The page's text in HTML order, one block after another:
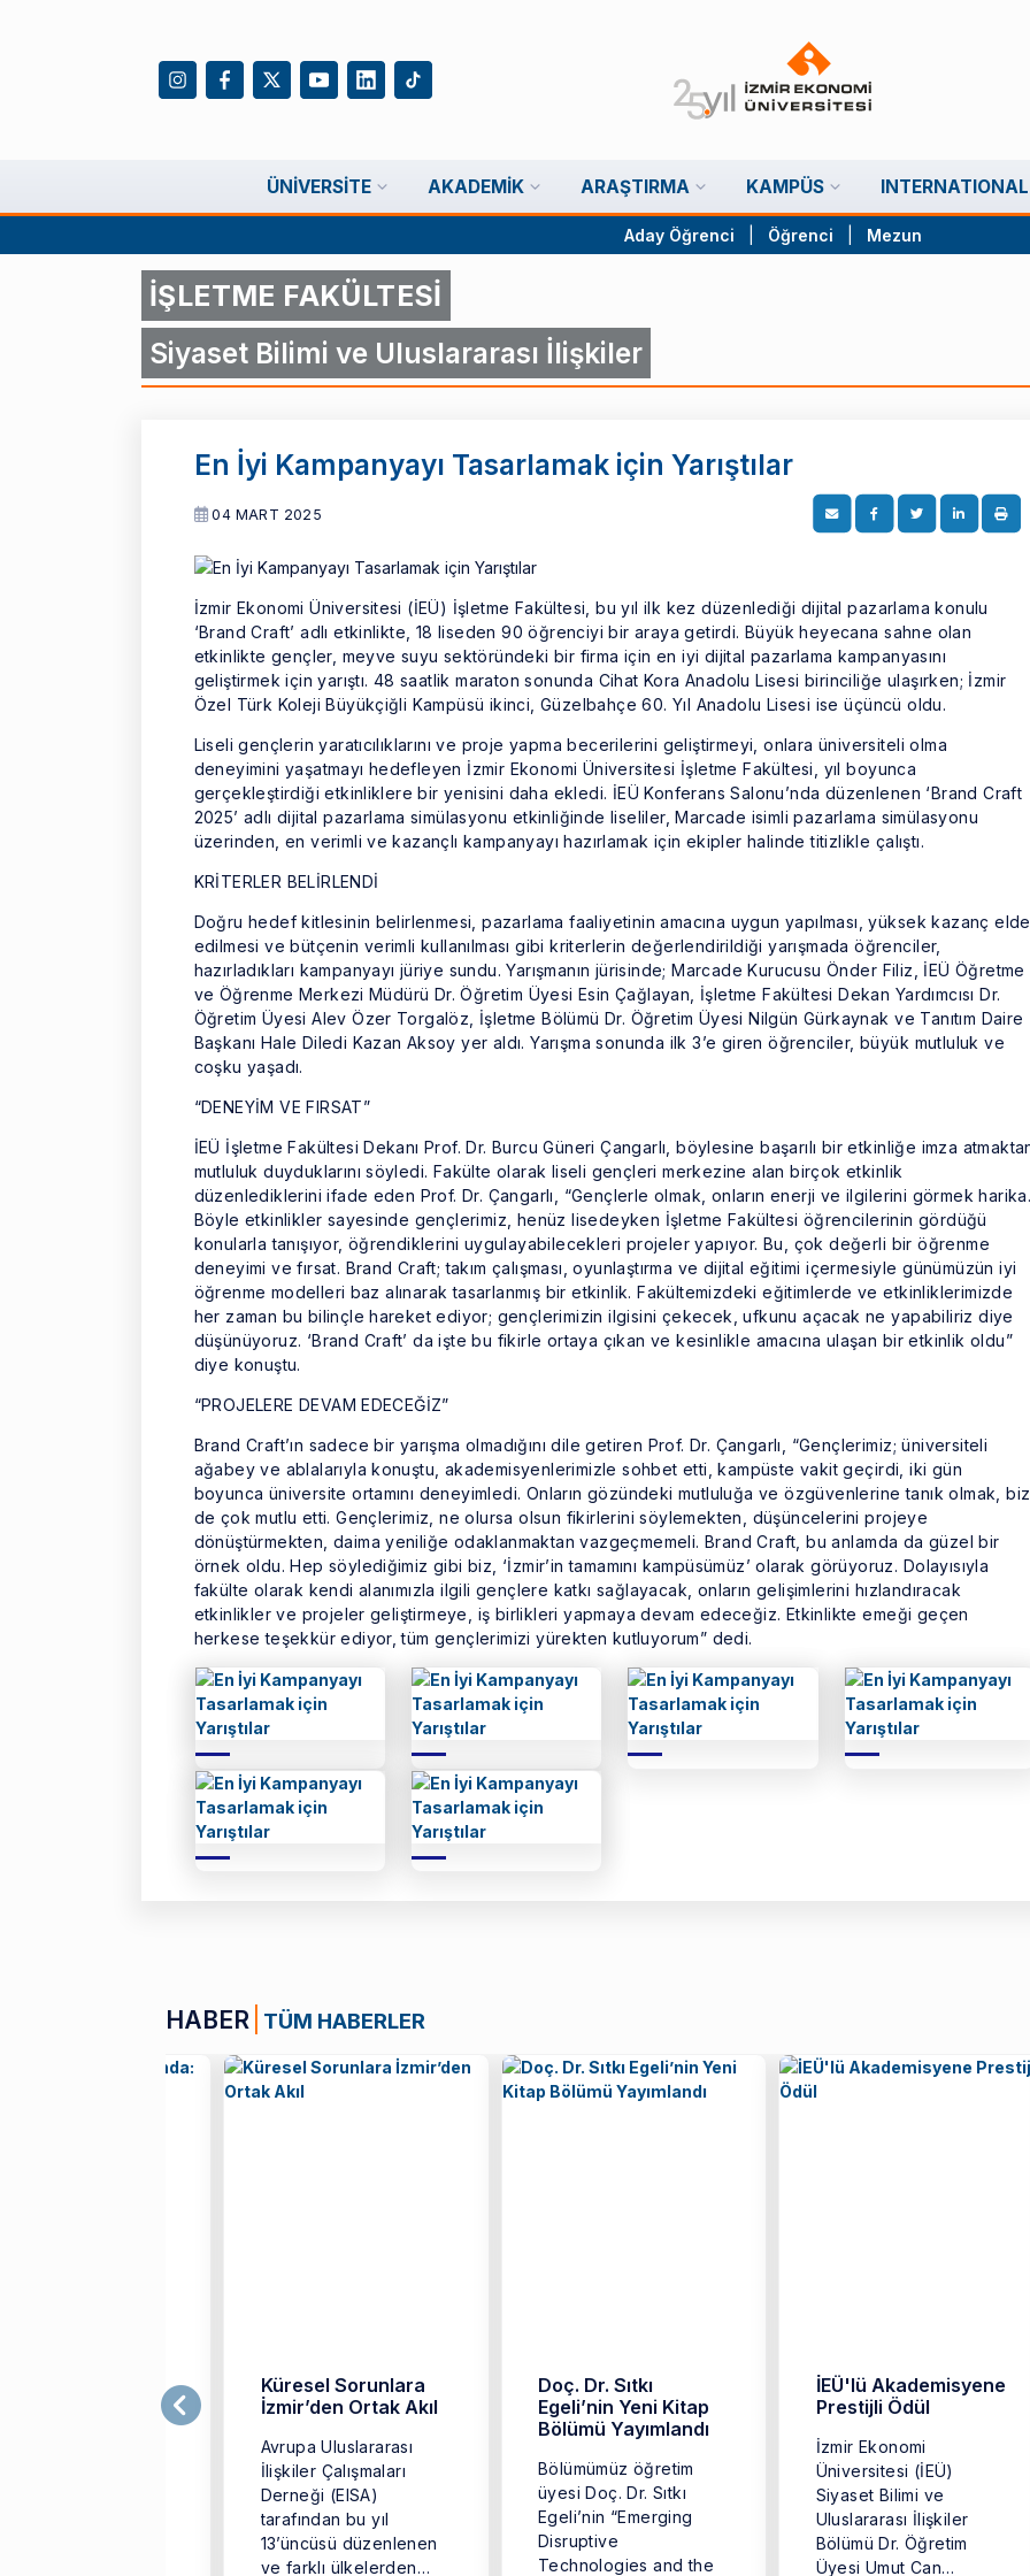
ÜNIVERSITE AKADEMIK ARAŞTIRMA KAMPÜS INTERNATIONAL
Aday Öğrenci Öğrenci Mezun
İŞLETME FAKÜLTESİ
Siyaset Bilimi ve Uluslararası İlişkiler
En İyi Kampanyayı Tasarlamak için Yarıştılar
04 MART 2025
İzmir Ekonomi Üniversitesi (İEÜ) İşletme Fakültesi, bu yıl ilk kez düzenlediği dijital pazarlama konulu
‘Brand Craft’ adlı etkinlikte, 18 liseden 90 öğrenciyi bir araya getirdi. Büyük heyecana sahne olan
etkinlikte gençler, meyve suyu sektöründeki bir firma için en iyi dijital pazarlama kampanyasını
geliştirmek için yarıştı. 48 saatlik maraton sonunda Cihat Kora Anadolu Lisesi birinciliğe ulaşırken; İzmir
Özel Türk Koleji Büyükçiğli Kampüsü ikinci, Güzelbahçe 60. Yıl Anadolu Lisesi ise üçüncü oldu.
Liseli gençlerin yaratıcılıklarını ve proje yapma becerilerini geliştirmeyi, onlara üniversiteli olma
deneyimini yaşatmayı hedefleyen İzmir Ekonomi Üniversitesi İşletme Fakültesi, yıl boyunca
gerçekleştirdiği etkinliklere bir yenisini daha ekledi. İEÜ Konferans Salonu’nda düzenlenen ‘Brand Craft
2025’ adlı dijital pazarlama simülasyonu etkinliğinde liseliler, Marcade isimli pazarlama simülasyonu
üzerinden, en verimli ve kazançlı kampanyayı hazırlamak için ekipler halinde titizlikle çalıştı.
KRİTERLER BELİRLENDİ
Doğru hedef kitlesinin belirlenmesi, pazarlama faaliyetinin amacına uygun yapılması, yüksek kazanç elde
edilmesi ve bütçenin verimli kullanılması gibi kriterlerin değerlendirildiği yarışmada öğrenciler,
hazırladıkları kampanyayı jüriye sundu. Yarışmanın jürisinde; Marcade Kurucusu Önder Filiz, İEÜ Öğretme
ve Öğrenme Merkezi Müdürü Dr. Öğretim Üyesi Esin Çağlayan, İşletme Fakültesi Dekan Yardımcısı Dr.
Öğretim Üyesi Alev Özer Torgalöz, İşletme Bölümü Dr. Öğretim Üyesi Nilgün Gürkaynak ve Tanıtım Daire
Başkanı Hale Diledi Kazan Aksoy yer aldı. Yarışma sonunda ilk 3’e giren öğrenciler, büyük mutluluk ve
coşku yaşadı.
“DENEYİM VE FIRSAT”
İEÜ İşletme Fakültesi Dekanı Prof. Dr. Burcu Güneri Çangarlı, böylesine başarılı bir etkinliğe imza
mutluluk duyduklarını söyledi. Fakülte olarak liseli gençleri merkezine alan birçok etkinlik
düzenlediklerini ifade eden Prof. Dr. Çangarlı, “Gençlerle olmak, onların enerji ve ilgilerini görmek harika.
Böyle etkinlikler sayesinde gençlerimiz, henüz lisedeyken İşletme Fakültesi öğrencilerinin gördüğü
konularla tanışıyor, öğrendiklerini uygulayabilecekleri projeler yapıyor. Bu, çok değerli bir öğrenme
deneyimi ve fırsat. Brand Craft; takım çalışması, oyunlaştırma ve dijital eğitimi içermesiyle günümüzün iyi
öğrenme modelleri baz alınarak tasarlanmış bir etkinlik. Fakültemizdeki eğitimlerde ve etkinliklerimizde
her zaman bu bilinçle hareket ediyor; gençlerimizin ilgisini çekecek, ufkunu açacak ne yapabiliriz diye
düşünüyoruz. ‘Brand Craft’ da işte bu fikirle ortaya çıkan ve kesinlikle amacına ulaşan bir etkinlik oldu”
diye konuştu.
“PROJELERE DEVAM EDECEĞİZ”
Brand Craft’ın sadece bir yarışma olmadığını dile getiren Prof. Dr. Çangarlı, “Gençlerimiz; üniversiteli
ağabey ve ablalarıyla konuştu, akademisyenlerimizle sohbet etti, kampüste vakit geçirdi, iki gün
boyunca üniversite ortamını deneyimledi. Onların gözündeki mutluluğa ve özgüvenlerine tanık olmak,
de çok mutlu etti. Gençlerimiz, ne olursa olsun fikirlerini söylemekten, düşüncelerini projeye
dönüştürmekten, daima yeniliğe odaklanmaktan vazgeçmemeli. Brand Craft, bu anlamda da güzel bir
örnek oldu. Hep söylediğimiz gibi biz, ‘İzmir’in tamamını kampüsümüz’ olarak görüyoruz. Dolayısıyla
fakülte olarak kendi alanımızla ilgili gençlere katkı sağlayacak, onların gelişimlerini hızlandıracak
etkinlikler ve projeler geliştirmeye, iş birlikleri yapmaya devam edeceğiz. Etkinlikte emeği geçen
herkese teşekkür ediyor, tüm gençlerimizi yürekten kutluyorum” dedi.
HABER TÜM HABERLER
Küresel Sorunlara
İzmir’den Ortak Akıl
Avrupa Uluslararası
İlişkiler Çalışmaları
Derneği (EISA)
tarafından bu yıl
13’üncüsü düzenlenen
ve farklı ülkelerden
Doç. Dr. Sıtkı
Egeli’nin Yeni Kitap
Bölümü Yayımlandı
Bölümümüz öğretim
üyesi Doç. Dr. Sıtkı
Egeli’nin “Emerging
Disruptive
Technologies and the
İEÜ'lü Akademisyene
Prestijli Ödül
İzmir Ekonomi
Üniversitesi (İEÜ)
Siyaset Bilimi ve
Uluslararası İlişkiler
Bölümü Dr. Öğretim
Üyesi Umut Can